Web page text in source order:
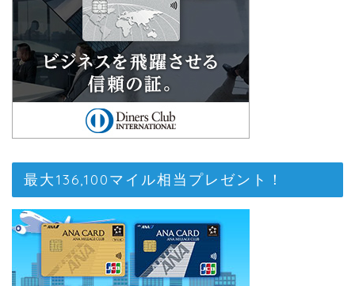
最大136,100マイル相当プレゼント！